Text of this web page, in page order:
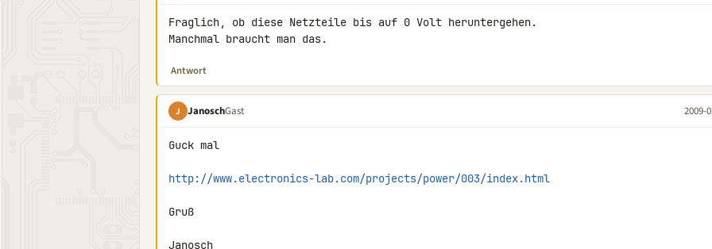
Fraglich, ob diese Netzteile bis auf 0 Volt heruntergehen.
Manchmal braucht man das.
Antwort
J JanoschGast 2009-
Guck mal
http://www.electronics-lab.com/projects/power/003/index.html
Gruß
Janosch